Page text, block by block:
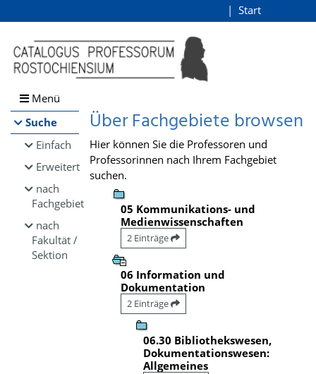
Browsen
direkt zum Inhalt
Start
Menü
Suche
Einfach
Erweitert
nach
Fachgebiet
nach
Fakultät /
Sektion
Über Fachgebiete browsen
Hier können Sie die Professoren und
Professorinnen nach Ihrem Fachgebiet
suchen.
05 Kommunikations- und
Medienwissenschaften
2 Einträge
06 Information und
Dokumentation
2 Einträge
06.30 Bibliothekswesen,
Dokumentationswesen:
Allgemeines